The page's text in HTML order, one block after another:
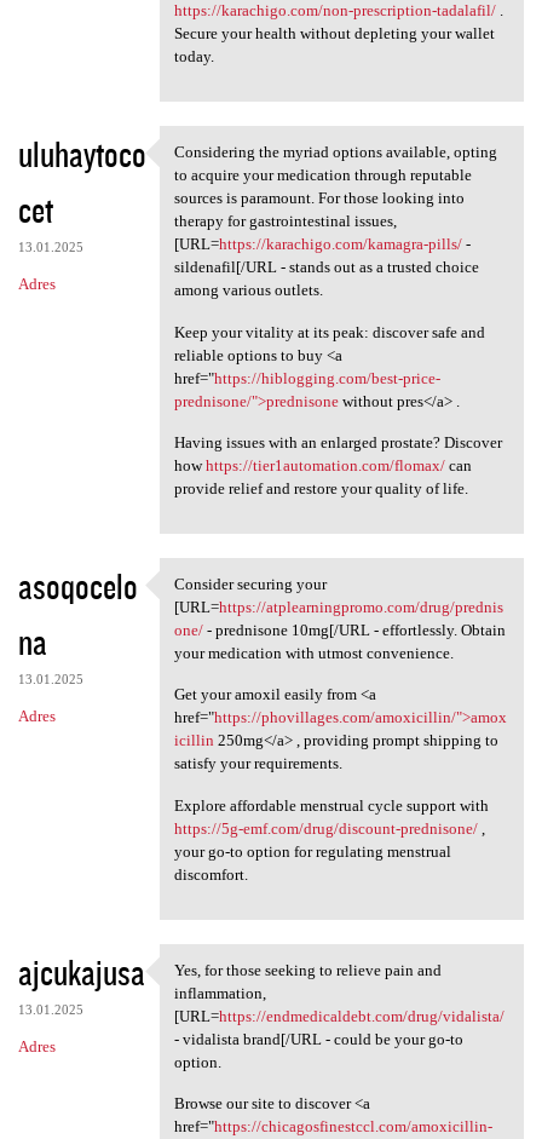
https://karachigo.com/non-prescription-tadalafil/.
Secure your health without depleting your wallet
today.
uluhaytoco
cet
13.01.2025
Adres
Considering the myriad
Considering the myriad options available, opting
to acquire your medication through reputable
sources is paramount. For those looking into
therapy for gastrointestinal issues,
[URL=https://karachigo.com/kamagra-pills/-
sildenafil[/URL - stands out as a trusted choice
among various outlets.
Keep your vitality at its peak: discover safe and
reliable options to buy <a
href="https://hiblogging.com/best-price-
prednisone/">prednisonewithout pres</a> .
Having issues with an enlarged prostate? Discover
howhttps://tier1automation.com/flomax/can
provide relief and restore your quality of life.
asoqocelo
na
13.01.2025
Adres
Consider securing your [URL
Consider securing your
[URL=https://atplearningpromo.com/drug/prednis
one/- prednisone 10mg[/URL - effortlessly. Obtain
your medication with utmost convenience.
Get your amoxil easily from <a
href="https://phovillages.com/amoxicillin/">amox
icillin 250mg</a> , providing prompt shipping to
satisfy your requirements.
Explore affordable menstrual cycle support with
https://5g-emf.com/drug/discount-prednisone/,
your go-to option for regulating menstrual
discomfort.
ajcukajusa
13.01.2025
Adres
Yes, for those seeking to
Yes, for those seeking to relieve pain and
inflammation,
[URL=https://endmedicaldebt.com/drug/vidalista/
- vidalista brand[/URL - could be your go-to
option.
Browse our site to discover <a
href="https://chicagosfinestccl.com/amoxicillin-